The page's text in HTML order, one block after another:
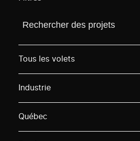
Trouvez un projetVous devez
Tous les volets
Industrie
Québec